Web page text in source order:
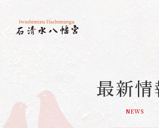
最新情
NEWS